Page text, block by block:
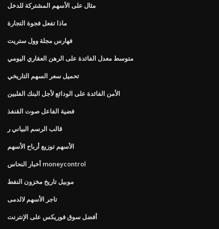
مثال على الأسهم المشتركة للدخل
ماذا تفعل فجوة التجارة
فهارس مجلة وول ستريت
متوسط ​​معدل الفائدة على الرهن العقاري اليومي
تحميل سعر السهم التاريخي
الأمن الفائدة على الودائع لأجل البنك الفلبين
فضية الفاعل صوت القنفذ
قالب الرسم البياني ر
الأسهم توزيع أرباح الأسهم
أخبار النحاس moneycontrol
موبيل تاريخ مخزون النفط
تاجر الأسهم لالدمى
أفضل سوق فوريكس على الإنترنت